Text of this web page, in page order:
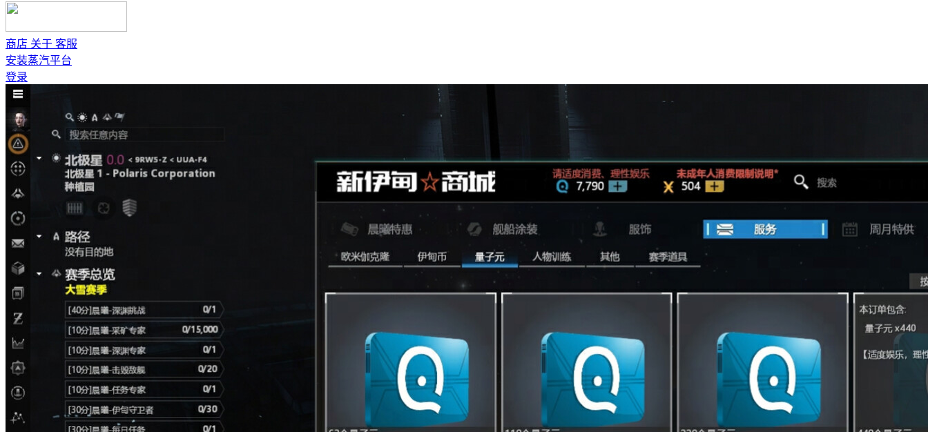
商店 关于 客服
安装蒸汽平台
登录